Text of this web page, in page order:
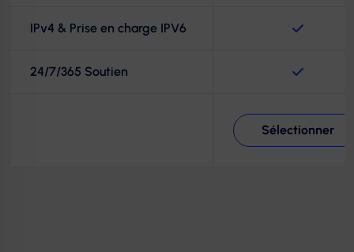
IPv4 & Prise en charge IPV6
24/7/365 Soutien
Sélectionner